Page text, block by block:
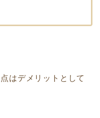
点はデメリットとして